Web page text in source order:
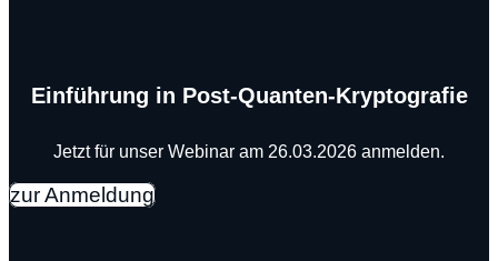
Einführung in Post-Quanten-Kryptografie
Jetzt für unser Webinar am 26.03.2026 anmelden.
zur Anmeldung